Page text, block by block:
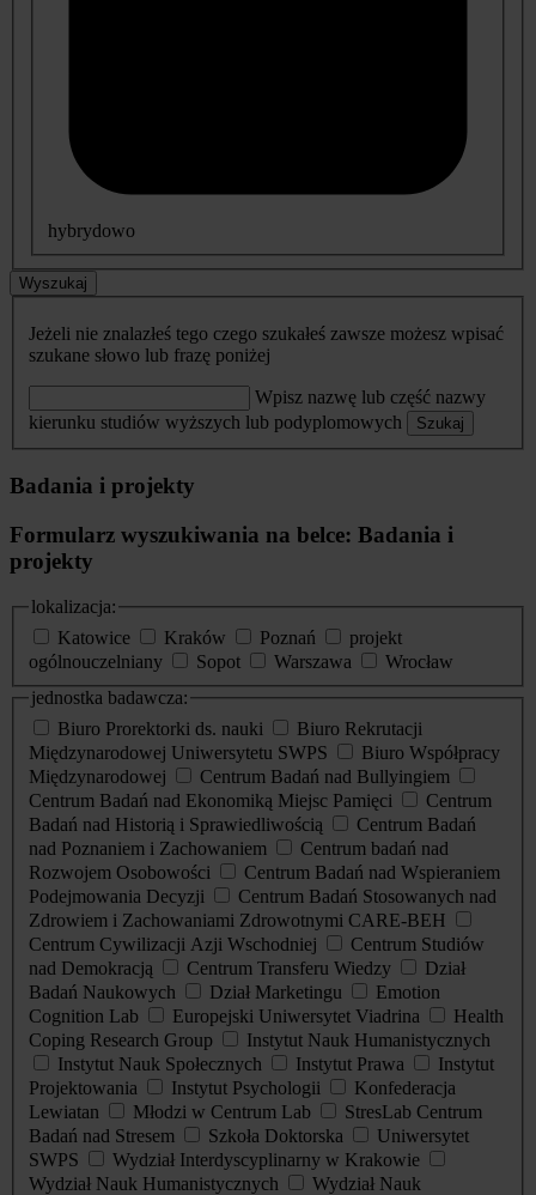
hybrydowo
Wyszukaj
Jeżeli nie znalazłeś tego czego szukałeś zawsze możesz wpisać
szukane słowo lub frazę poniżej
Wpisz nazwę lub część nazwy
kierunku studiów wyższych lub podyplomowych
Szukaj
Badania i projekty
Formularz wyszukiwania na belce: Badania i
projekty
lokalizacja:
Katowice
Kraków Poznań
projekt
ogólnouczelniany
Sopot Warszawa
Wrocław
jednostka badawcza:
Biuro Prorektorki ds. nauki
Biuro Rekrutacji
Międzynarodowej Uniwersytetu SWPS
Biuro Współpracy
Międzynarodowej
Centrum Badań nad Bullyingiem
Centrum Badań nad Ekonomiką Miejsc Pamięci
Centrum
Badań nad Historią i Sprawiedliwością
Centrum Badań
nad Poznaniem i Zachowaniem
Centrum badań nad
Rozwojem Osobowości
Centrum Badań nad Wspieraniem
Podejmowania Decyzji
Centrum Badań Stosowanych nad
Zdrowiem i Zachowaniami Zdrowotnymi CARE-BEH
Centrum Cywilizacji Azji Wschodniej
Centrum Studiów
nad Demokracją
Centrum Transferu Wiedzy
Dział
Badań Naukowych
Dział Marketingu
Emotion
Cognition Lab
Europejski Uniwersytet Viadrina
Health
Coping Research Group
Instytut Nauk Humanistycznych
Instytut Nauk Społecznych
Instytut Prawa
Instytut
Projektowania
Instytut Psychologii
Konfederacja
Lewiatan
Młodzi w Centrum Lab
StresLab Centrum
Badań nad Stresem
Szkoła Doktorska
Uniwersytet
SWPS
Wydział Interdyscyplinarny w Krakowie
Wydział Nauk Humanistycznych
Wydział Nauk